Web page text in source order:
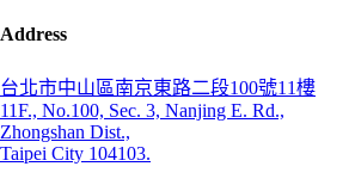
Address
台北市中山區南京東路二段100號11樓
11F., No.100, Sec. 3, Nanjing E. Rd.,
Zhongshan Dist.,
Taipei City 104103.